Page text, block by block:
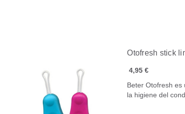
Otofresh stick
4,95 €
Beter Otofresh es
la higiene del